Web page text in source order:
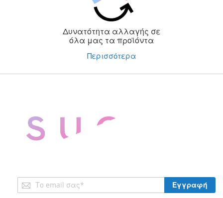
Δυνατότητα αλλαγής σε
όλα μας τα προϊόντα
Περισσότερα
Εγγραφή
στο
Εγγραφή